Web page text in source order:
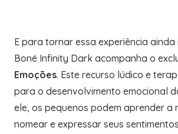
E para tornar essa experiência ainda
Boné Infinity Dark acompanha o
Emoções. Este recurso lúdico e
para o desenvolvimento emocional
ele, os pequenos podem aprender a
nomear e expressar seus